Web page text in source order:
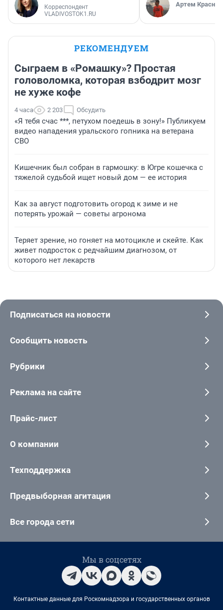
Корреспондент
VLADIVOSTOK1.RU
Артем Краснов
РЕКОМЕНДУЕМ
Сыграем в «Ромашку»? Простая
головоломка, которая взбодрит мозг
не хуже кофе
4 часа 2 203 Обсудить
«Я тебя счас ***, петухом поедешь в зону!» Публикуем
видео нападения уральского гопника на ветерана
СВО
Кишечник был собран в гармошку: в Югре кошечка с
тяжелой судьбой ищет новый дом — ее история
Как за август подготовить огород к зиме и не
потерять урожай — советы агронома
Теряет зрение, но гоняет на мотоцикле и скейте. Как
живет подросток с редчайшим диагнозом, от
которого нет лекарств
Подписаться на новости
Сообщить новость
Рубрики
Реклама на сайте
Прайс-лист
О компании
Техподдержка
Предвыборная агитация
Все города сети
Мы в соцсетях
Контактные данные для Роскомнадзора и государственных органов